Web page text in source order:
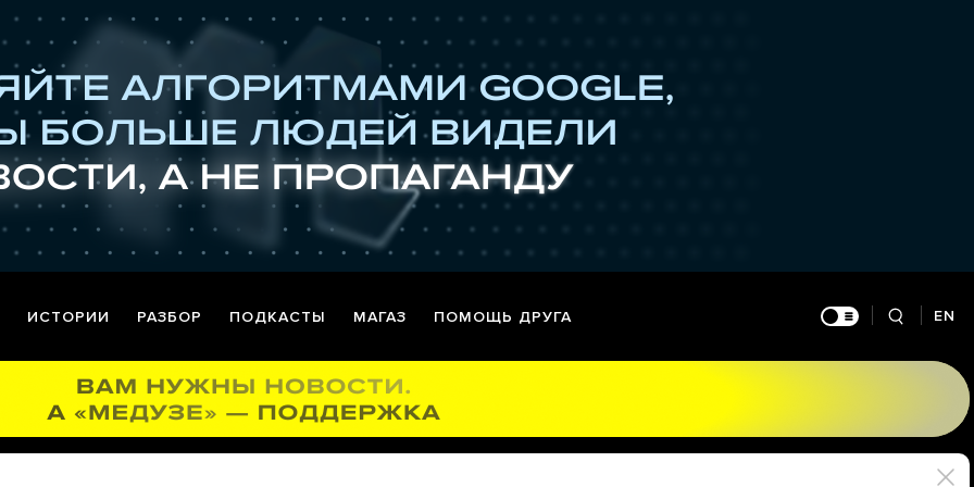
ИСТОРИИ РАЗБОР ПОДКАСТЫ МАГАЗ ПОМОЩЬ ДРУГА EN